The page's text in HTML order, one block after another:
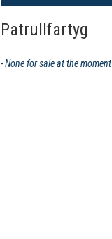
Patrullfartyg
- None for sale at the moment